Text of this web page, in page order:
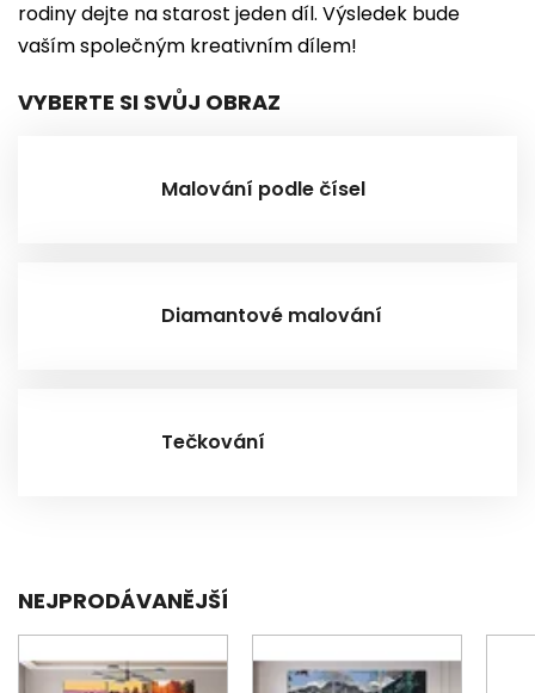
rodiny dejte na starost jeden díl. Výsledek bude
vaším společným kreativním dílem!
VYBERTE SI SVŮJ OBRAZ
Malování podle čísel
Diamantové malování
Tečkování
NEJPRODÁVANĚJŠÍ